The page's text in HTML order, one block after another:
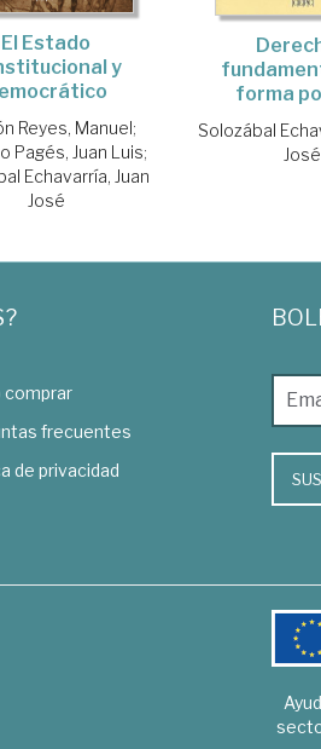
El Estado
y
Reyes, Manuel;
Pagés, Juan Luis;
Echavarría, Juan
José
forma
Solozábal
José
comprar
frecuentes
de privacidad